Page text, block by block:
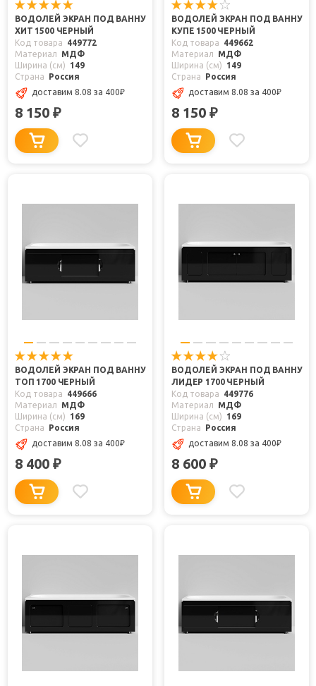
ВОДОЛЕЙ ЭКРАН ПОД ВАННУ
ХИТ 1500 ЧЕРНЫЙ
Код товара
449772
Материал
МДФ
Ширина (см)
149
Страна
Россия
доставим 8.08 за 400₽
8 150 ₽
ВОДОЛЕЙ ЭКРАН ПОД ВАННУ
КУПЕ 1500 ЧЕРНЫЙ
Код товара
449662
Материал
МДФ
Ширина (см)
149
Страна
Россия
доставим 8.08 за 400₽
8 150 ₽
ВОДОЛЕЙ ЭКРАН ПОД ВАННУ
ТОП 1700 ЧЕРНЫЙ
Код товара
449666
Материал
МДФ
Ширина (см)
169
Страна
Россия
доставим 8.08 за 400₽
8 400 ₽
ВОДОЛЕЙ ЭКРАН ПОД ВАННУ
ЛИДЕР 1700 ЧЕРНЫЙ
Код товара
449776
Материал
МДФ
Ширина (см)
169
Страна
Россия
доставим 8.08 за 400₽
8 600 ₽